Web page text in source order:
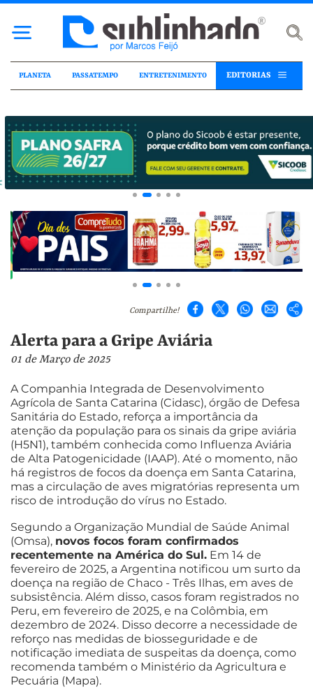
PLANETA PASSATEMPO ENTRETENIMENTO EDITORIAS
Compartilhe!
Alerta para a Gripe Aviária
01 de Março de 2025
A Companhia Integrada de Desenvolvimento
Agrícola de Santa Catarina (Cidasc), órgão de Defesa
Sanitária do Estado, reforça a importância da
atenção da população para os sinais da gripe aviária
(H5N1), também conhecida como Influenza Aviária
de Alta Patogenicidade (IAAP). Até o momento, não
há registros de focos da doença em Santa Catarina,
mas a circulação de aves migratórias representa um
risco de introdução do vírus no Estado.
Segundo a Organização Mundial de Saúde Animal
(Omsa), novos focos foram confirmados
recentemente na América do Sul. Em 14 de
fevereiro de 2025, a Argentina notificou um surto da
doença na região de Chaco - Três Ilhas, em aves de
subsistência. Além disso, casos foram registrados no
Peru, em fevereiro de 2025, e na Colômbia, em
dezembro de 2024. Disso decorre a necessidade de
reforço nas medidas de biosseguridade e de
notificação imediata de suspeitas da doença, como
recomenda também o Ministério da Agricultura e
Pecuária (Mapa).